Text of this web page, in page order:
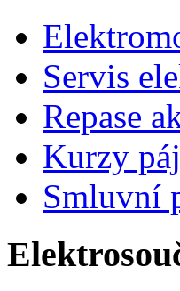
Servis
Repase
Kurzy
Smluvní